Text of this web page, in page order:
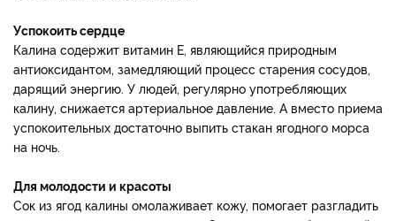
Успокоить сердце
Калина содержит витамин Е, являющийся природным
антиоксидантом, замедляющий процесс старения сосудов,
дарящий энергию. У людей, регулярно употребляющих
калину, снижается артериальное давление. А вместо приема
успокоительных достаточно выпить стакан ягодного морса
на ночь.
Для молодости и красоты
Сок из ягод калины омолаживает кожу, помогает разгладить